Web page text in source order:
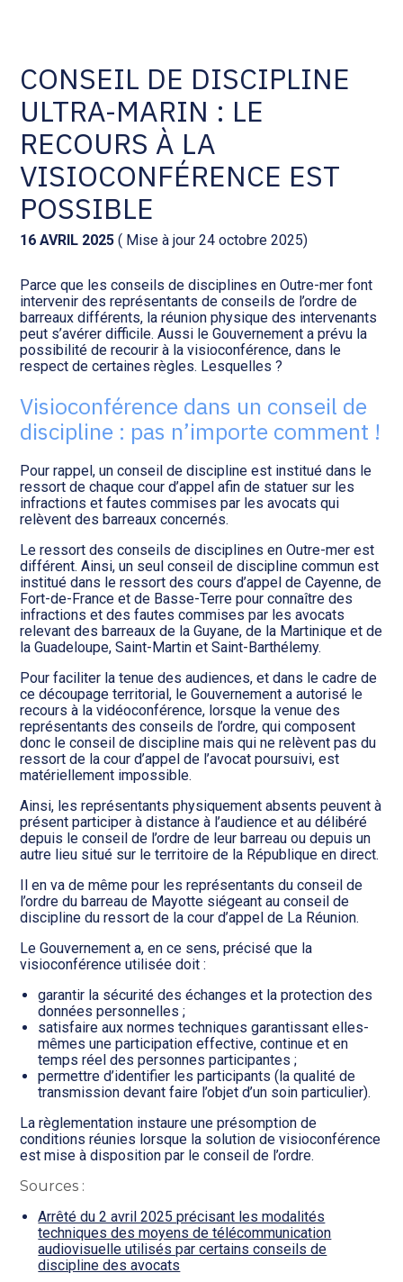
Social et ressources humaines
Assistance juridique
Pilotage d’entreprise
Gestion de patrimoine
Procédures collectives
Transition numérique
Tenue de votre comptabilité :
ACD
Facturation et pilotage :
EVOLIZ
Facturation et pilotage : MEG
Analyse et tableau de bord :
WAIBI
Gérer vos ressources
humaines : SILAE
CONSEIL DE DISCIPLINE
ULTRA-MARIN : LE
RECOURS À LA
VISIOCONFÉRENCE EST
POSSIBLE
16 AVRIL 2025 ( Mise à jour 24 octobre 2025)
Parce que les conseils de disciplines en Outre-mer font
intervenir des représentants de conseils de l’ordre de
barreaux différents, la réunion physique des intervenants
peut s’avérer difficile. Aussi le Gouvernement a prévu la
possibilité de recourir à la visioconférence, dans le
respect de certaines règles. Lesquelles ?
Visioconférence dans un conseil de
discipline : pas n’importe comment !
Pour rappel, un conseil de discipline est institué dans le
ressort de chaque cour d’appel afin de statuer sur les
infractions et fautes commises par les avocats qui
relèvent des barreaux concernés.
Le ressort des conseils de disciplines en Outre-mer est
différent. Ainsi, un seul conseil de discipline commun est
institué dans le ressort des cours d’appel de Cayenne, de
Fort-de-France et de Basse-Terre pour connaître des
infractions et des fautes commises par les avocats
relevant des barreaux de la Guyane, de la Martinique et de
la Guadeloupe, Saint-Martin et Saint-Barthélemy.
Pour faciliter la tenue des audiences, et dans le cadre de
ce découpage territorial, le Gouvernement a autorisé le
recours à la vidéoconférence, lorsque la venue des
représentants des conseils de l’ordre, qui composent
donc le conseil de discipline mais qui ne relèvent pas du
ressort de la cour d’appel de l’avocat poursuivi, est
matériellement impossible.
Ainsi, les représentants physiquement absents peuvent à
présent participer à distance à l’audience et au délibéré
depuis le conseil de l’ordre de leur barreau ou depuis un
autre lieu situé sur le territoire de la République en direct.
Il en va de même pour les représentants du conseil de
l’ordre du barreau de Mayotte siégeant au conseil de
discipline du ressort de la cour d’appel de La Réunion.
Le Gouvernement a, en ce sens, précisé que la
visioconférence utilisée doit :
garantir la sécurité des échanges et la protection des
données personnelles ;
satisfaire aux normes techniques garantissant elles-
mêmes une participation effective, continue et en
temps réel des personnes participantes ;
permettre d’identifier les participants (la qualité de
transmission devant faire l’objet d’un soin particulier).
La règlementation instaure une présomption de
conditions réunies lorsque la solution de visioconférence
est mise à disposition par le conseil de l’ordre.
Sources :
Arrêté du 2 avril 2025 précisant les modalités
techniques des moyens de télécommunication
audiovisuelle utilisés par certains conseils de
discipline des avocats